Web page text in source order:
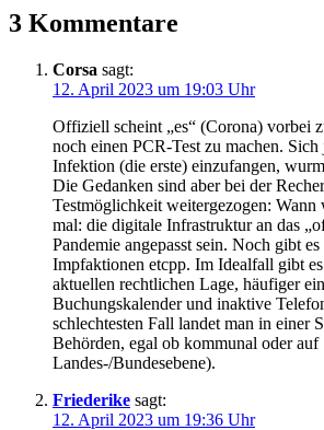
3 Kommentare
Corsa sagt:
12. April 2023 um 19:03 Uhr
Offiziell scheint „es“ (Corona) vorbei
noch einen PCR-Test zu machen. Sich
Infektion (die erste) einzufangen,
Die Gedanken sind aber bei der
Testmöglichkeit weitergezogen: Wann
mal: die digitale Infrastruktur an das
Pandemie angepasst sein. Noch gibt
Impfaktionen etcpp. Im Idealfall gibt
aktuellen rechtlichen Lage, häufiger
Buchungskalender und inaktive
schlechtesten Fall landet man in einer
Behörden, egal ob kommunal oder auf
Landes-/Bundesebene).
Friederike sagt:
12. April 2023 um 19:36 Uhr